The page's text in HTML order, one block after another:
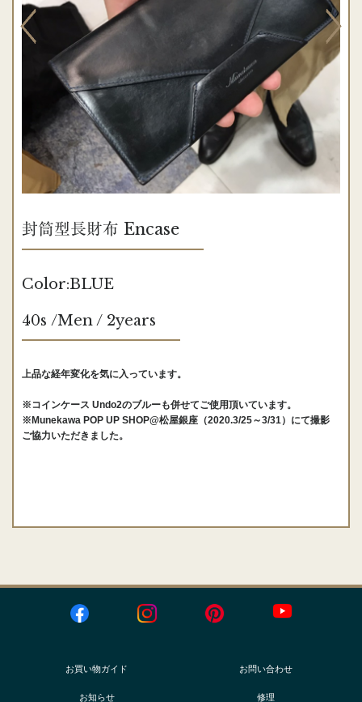
封筒型長財布 Encase
Color:BLUE
40s /Men / 2years
上品な経年変化を気に入っています。
※コインケース Undo2のブルーも併せてご使用頂いています。
※Munekawa POP UP SHOP@松屋銀座（2020.3/25～3/31）にて撮影
ご協力いただきました。
お買い物ガイド お問い合わせ
お知らせ 修理